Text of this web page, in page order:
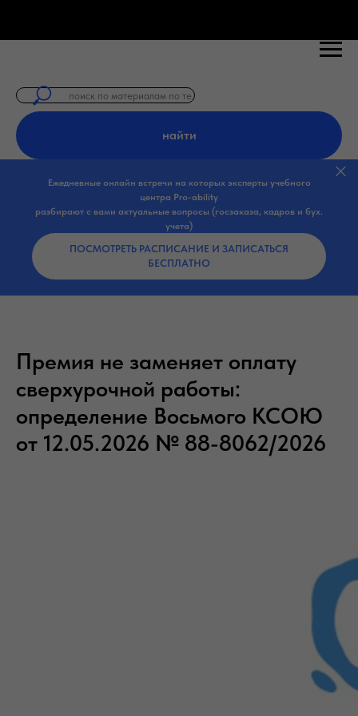
найти
Ежедневные онлайн встречи на которых эксперты учебного
центра Pro-ability
разбирают с вами актуальные вопросы (госзаказа, кадров и бух.
учета)
ПОСМОТРЕТЬ РАСПИСАНИЕ И ЗАПИСАТЬСЯ
БЕСПЛАТНО
Премия не заменяет оплату
сверхурочной работы:
определение Восьмого КСОЮ
от 12.05.2026 № 88-8062/2026